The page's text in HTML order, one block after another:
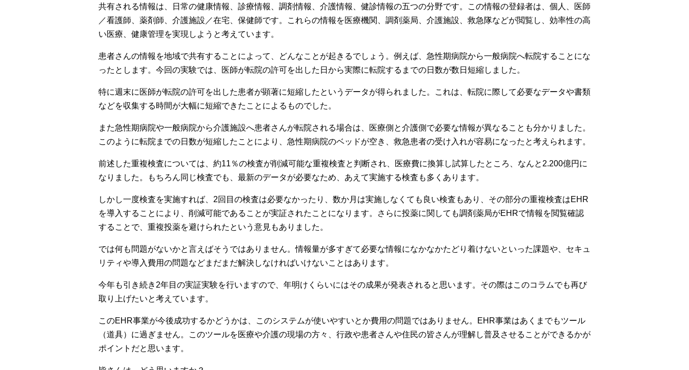
共有される情報は、日常の健康情報、診療情報、調剤情報、介護情報、健診情報の五つの分野です。この情報の登録者は、個人、医師
／看護師、薬剤師、介護施設／在宅、保健師です。これらの情報を医療機関、調剤薬局、介護施設、救急隊などが閲覧し、効率性の高
い医療、健康管理を実現しようと考えています。
患者さんの情報を地域で共有することによって、どんなことが起きるでしょう。例えば、急性期病院から一般病院へ転院することにな
ったとします。今回の実験では、医師が転院の許可を出した日から実際に転院するまでの日数が数日短縮しました。
特に週末に医師が転院の許可を出した患者が顕著に短縮したというデータが得られました。これは、転院に際して必要なデータや書類
などを収集する時間が大幅に短縮できたことによるものでした。
また急性期病院や一般病院から介護施設へ患者さんが転院される場合は、医療側と介護側で必要な情報が異なることも分かりました。
このように転院までの日数が短縮したことにより、急性期病院のベッドが空き、救急患者の受け入れが容易になったと考えられます。
前述した重複検査については、約11％の検査が削減可能な重複検査と判断され、医療費に換算し試算したところ、なんと2.200億円に
なりました。もちろん同じ検査でも、最新のデータが必要なため、あえて実施する検査も多くあります。
しかし一度検査を実施すれば、2回目の検査は必要なかったり、数か月は実施しなくても良い検査もあり、その部分の重複検査はEHR
を導入することにより、削減可能であることが実証されたことになります。さらに投薬に関しても調剤薬局がEHRで情報を閲覧確認
することで、重複投薬を避けられたという意見もありました。
では何も問題がないかと言えばそうではありません。情報量が多すぎて必要な情報になかなかたどり着けないといった課題や、セキュ
リティや導入費用の問題などまだまだ解決しなければいけないことはあります。
今年も引き続き2年目の実証実験を行いますので、年明けくらいにはその成果が発表されると思います。その際はこのコラムでも再び
取り上げたいと考えています。
このEHR事業が今後成功するかどうかは、このシステムが使いやすいとか費用の問題ではありません。EHR事業はあくまでもツール
（道具）に過ぎません。このツールを医療や介護の現場の方々、行政や患者さんや住民の皆さんが理解し普及させることができるかが
ポイントだと思います。